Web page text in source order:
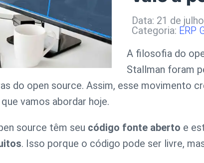
Data: 21 de
Categoria: ERP
A filosofia do
Stallman foram
do open source. Assim, esse movimento
que vamos abordar hoje.
source têm seu código fonte aberto e
. Isso porque o código pode ser livre,